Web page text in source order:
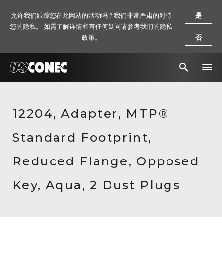
解决方案
产品
资源
关于我们
12204, Adapter, MTP®
Standard Footprint,
Reduced Flange, Opposed
Key, Aqua, 2 Dust Plugs
允许我们跟踪您在此网站的活动吗？我们非常严肃的对待
您的隐私。 如需了解详情和有任何疑问请参考我们的隐私
政策。
是
否